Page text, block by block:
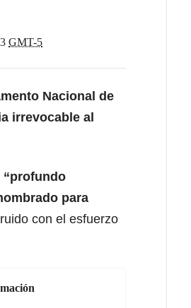
GMT-5
Nacional de
irrevocable al
“profundo
para
con el esfuerzo